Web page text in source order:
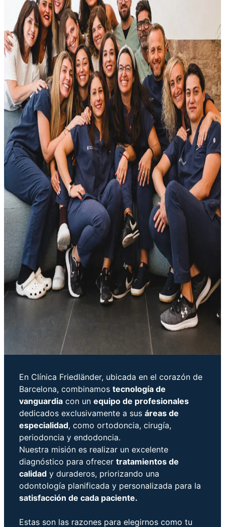
En Clínica Friedländer, ubicada en el corazón de
Barcelona, combinamos tecnología de
vanguardia con un equipo de profesionales
dedicados exclusivamente a sus áreas de
especialidad, como ortodoncia, cirugía,
periodoncia y endodoncia.
Nuestra misión es realizar un excelente
diagnóstico para ofrecer tratamientos de
calidad y duraderos, priorizando una
odontología planificada y personalizada para la
satisfacción de cada paciente.
Estas son las razones para elegirnos como tu